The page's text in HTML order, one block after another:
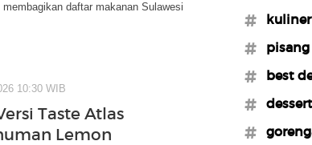
daftar makanan Sulawesi
10:30 WIB
Taste Atlas
Lemon
#best